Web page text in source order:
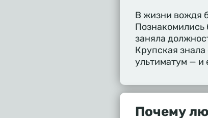
В жизни вождя
заняла
Крупская
ультиматум — и
Почему